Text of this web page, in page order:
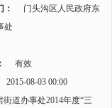
：
门头沟区人民政府东
处
有效
2015-08-03 00:00
道办事处2014年度“三